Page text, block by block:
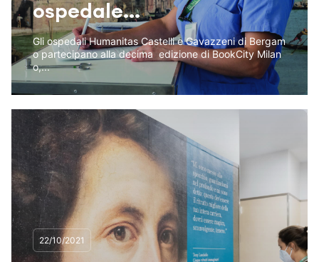
ospedale...
Gli ospedali Humanitas Castelli e Gavazzeni di Bergam
o partecipano alla decima edizione di BookCity Milan
o,...
22/10/2021